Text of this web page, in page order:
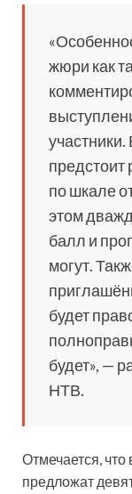
жюри как
предстоит
по шкале
этом
балл и
могут.
будет
будет», —
НТВ.
Отмечается,
предложат